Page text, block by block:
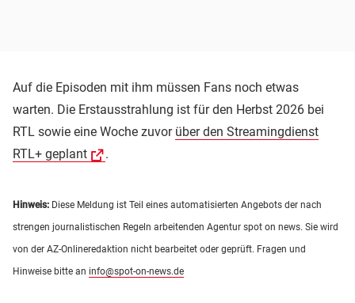
Auf die Episoden mit ihm müssen Fans noch etwas
warten. Die Erstausstrahlung ist für den Herbst 2026 bei
RTL sowie eine Woche zuvor über den Streamingdienst
RTL+ geplant
.
Hinweis: Diese Meldung ist Teil eines automatisierten Angebots der nach
strengen journalistischen Regeln arbeitenden Agentur spot on news. Sie wird
von der AZ-Onlineredaktion nicht bearbeitet oder geprüft. Fragen und
Hinweise bitte an info@spot-on-news.de